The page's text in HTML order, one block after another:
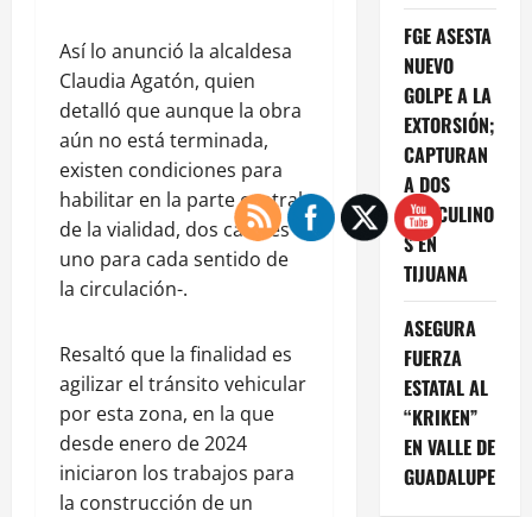
Así lo anunció la alcaldesa
Claudia Agatón, quien
detalló que aunque la obra
aún no está terminada,
existen condiciones para
habilitar en la parte central
de la vialidad, dos carriles -
uno para cada sentido de
la circulación-.
Resaltó que la finalidad es
agilizar el tránsito vehicular
por esta zona, en la que
desde enero de 2024
iniciaron los trabajos para
la construcción de un
FGE ASESTA
NUEVO
GOLPE A LA
EXTORSIÓN;
CAPTURAN
A DOS
MASCULINO
S EN
TIJUANA
ASEGURA
FUERZA
ESTATAL AL
“KRIKEN”
EN VALLE DE
GUADALUPE